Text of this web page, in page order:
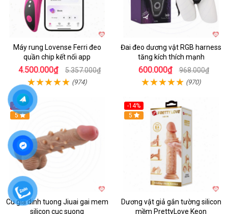
Máy rung Lovense Ferri đeo
quần chip kết nối app
4.500.000₫ 5.357.000₫
(974)
Đai đeo dương vật RGB harness
tăng kích thích mạnh
600.000₫ 968.000₫
(970)
-38%
5
Cu gia dinh tuong Jiuai gai mem
silicon cuc suong
-14%
5
Dương vật giả gắn tường silicon
mềm PrettyLove Keon